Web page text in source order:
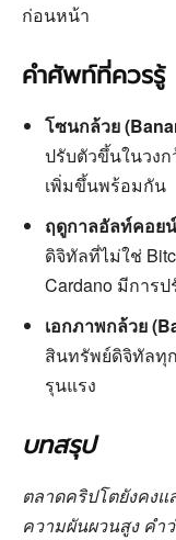
ก่อนหน้า
คำศัพท์ที่ควรรู้
โซนกล้วย
ปรับตัวขึ้นในวง
เพิ่มขึ้นพร้อมกัน
ฤดูกาลอัลท์คอย
ดิจิทัลที่ไม่ใช่
Cardano มีการ
เอกภาพกล้วย
สินทรัพย์ดิจิทัลทุ
รุนแรง
บทสรุป
ตลาดคริปโตยังคง
ความผันผวนสูง คำว่